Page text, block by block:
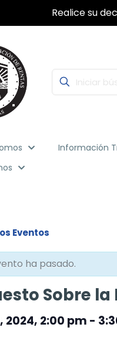
Realice su
Información
Eventos
ha pasado.
Sobre
2024, 2:00 pm -